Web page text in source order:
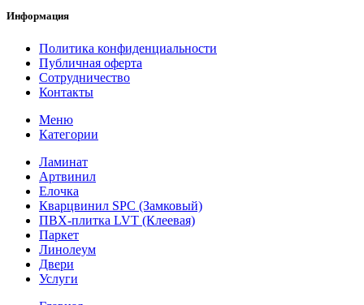
Информация
Политика конфиденциальности
Публичная оферта
Сотрудничество
Контакты
Меню
Категории
Ламинат
Артвинил
Елочка
Кварцвинил SPC (Замковый)
ПВХ-плитка LVT (Клеевая)
Паркет
Линолеум
Двери
Услуги